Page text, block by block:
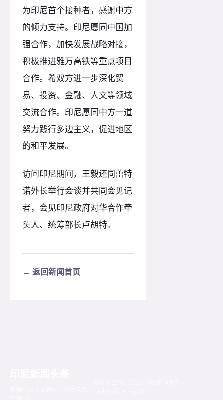
为印尼首个接种者，感谢中方
的倾力支持。印尼愿同中国加
强合作，加快发展战略对接，
积极推进雅万高铁等重点项目
合作。希双方进一步深化贸
易、投资、金融、人文等领域
交流合作。印尼愿同中方一道
努力践行多边主义，促进地区
的和平发展。
访问印尼期间，王毅还同蕾特
诺外长举行会谈并共同会见记
者，会见印尼政府对华合作牵
头人、统筹部长卢胡特。
← 返回新闻首页